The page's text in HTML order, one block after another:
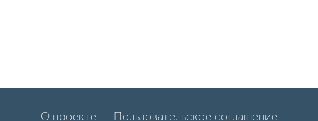
О проекте Пользовательское соглашение